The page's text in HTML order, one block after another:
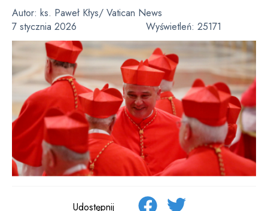
Autor: ks. Paweł Kłys/ Vatican News
7 stycznia 2026
Wyświetleń: 25171
Udostępnij